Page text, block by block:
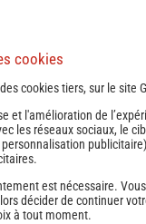
cookies
cookies tiers, sur le site
et l'amélioration de
les réseaux sociaux, le
publicitaire
est nécessaire.
décider de continuer
à tout moment.